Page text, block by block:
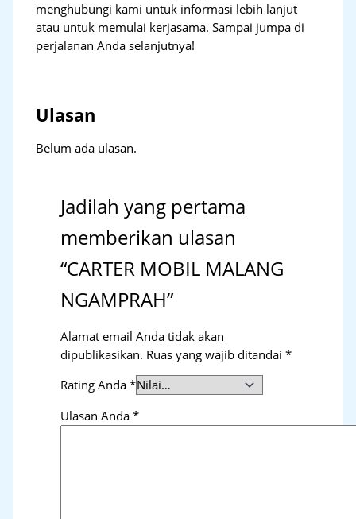
menghubungi kami untuk informasi lebih lanjut
atau untuk memulai kerjasama. Sampai jumpa di
perjalanan Anda selanjutnya!
Ulasan
Belum ada ulasan.
Jadilah yang pertama
memberikan ulasan
“CARTER MOBIL MALANG
NGAMPRAH”
Alamat email Anda tidak akan
dipublikasikan. Ruas yang wajib ditandai*
Rating Anda*
Ulasan Anda*